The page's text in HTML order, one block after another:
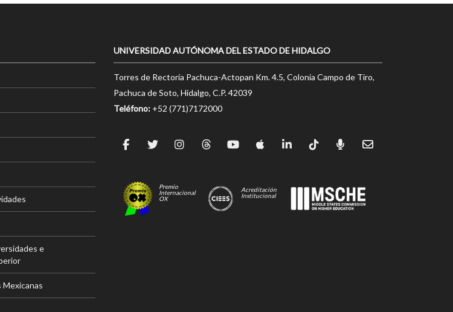
e
UNIVERSIDAD AUTÓNOMA DEL ESTADO DE HIDALGO
Torres de Rectoría Pachuca-Actopan Km. 4.5, Colonia Campo de Tiro,
Pachuca de Soto, Hidalgo, C.P. 42039
Teléfono: +52 (771)7172000
Premio
Internacional
OX
Acreditación
Institucional